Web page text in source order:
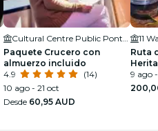
Paquete Crucero con
almuerzo incluido
4.9
(14)
10 ago - 21 oct
Desde 60,95 AUD
11
Ruta
9 ago